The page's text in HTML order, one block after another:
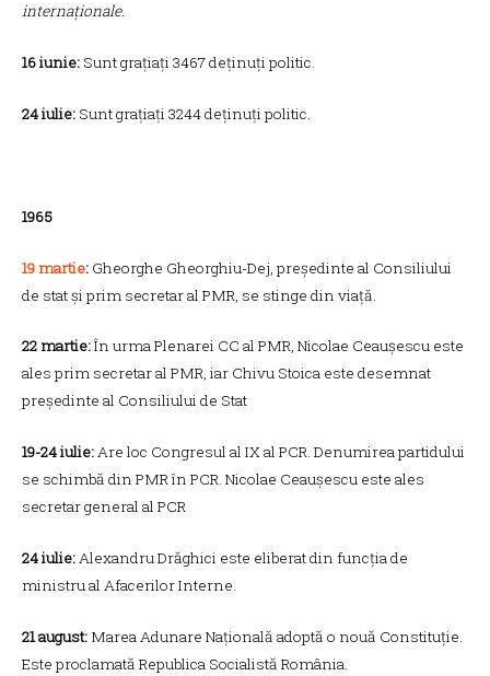
internaționale.
16 iunie: Sunt grațiați 3467 deținuți politic.
24 iulie: Sunt grațiați 3244 deținuți politic.
1965
19 martie: Gheorghe Gheorghiu-Dej, președinte al Consiliului
de stat și prim secretar al PMR, se stinge din viață.
22 martie:În urma Plenarei CC al PMR, Nicolae Ceaușescu este
ales prim secretar al PMR, iar Chivu Stoica este desemnat
președinte al Consiliului de Stat
19-24 iulie:Are loc Congresul al IX al PCR. Denumirea partidului
se schimbă din PMR în PCR. Nicolae Ceaușescu este ales
secretar general al PCR
24 iulie:Alexandru Drăghici este eliberat din funcția de
ministru al Afacerilor Interne.
21 august: Marea Adunare Națională adoptă o nouă Constituție.
Este proclamată Republica Socialistă România.